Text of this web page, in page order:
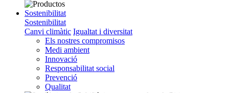
Sostenibilitat
Sostenibilitat
Canvi climàtic Igualtat i diversitat
Els nostres compromisos
Medi ambient
Innovació
Responsabilitat social
Prevenció
Qualitat